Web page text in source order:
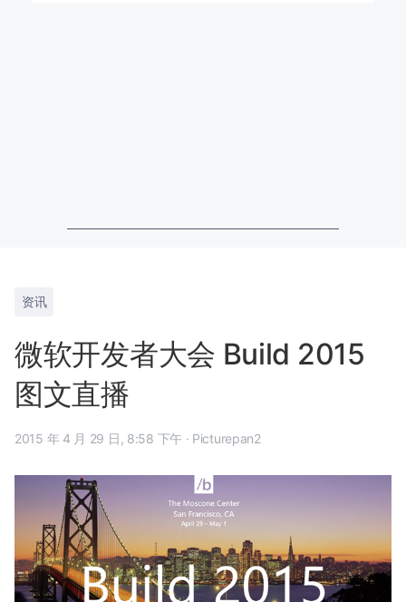
资讯
微软开发者大会 Build 2015
图文直播
2015 年 4 月 29 日, 8:58 下午 · Picturepan2